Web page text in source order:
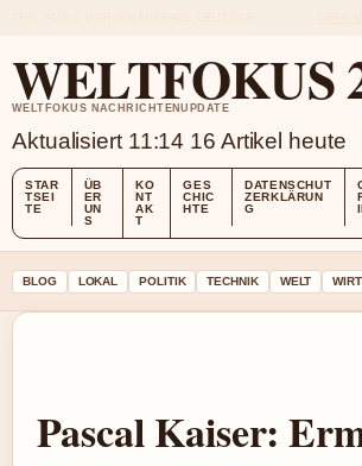
WELTFOKUS
WELTFOKUS NACHRICHTENUPDATE
Aktualisiert 11:14 16 Artikel heute
STAR
TSEI
TE
ÜB
ER
UN
S
KO
NT
AK
T
GES
CHIC
HTE
DATENSCHUT
ZERKLÄRUN
G
BLOG LOKAL POLITIK TECHNIK WELT
Pascal Kaiser: